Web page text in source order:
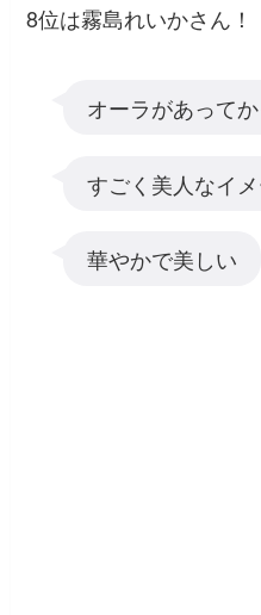
8位は霧島れいかさん！
オーラがあって
すごく美人なイ
華やかで美しい